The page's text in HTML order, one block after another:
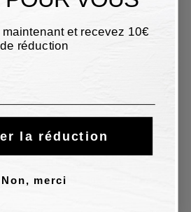
43
111,30 €
et recevez 10€
de réduction
la réduction
Non, merci